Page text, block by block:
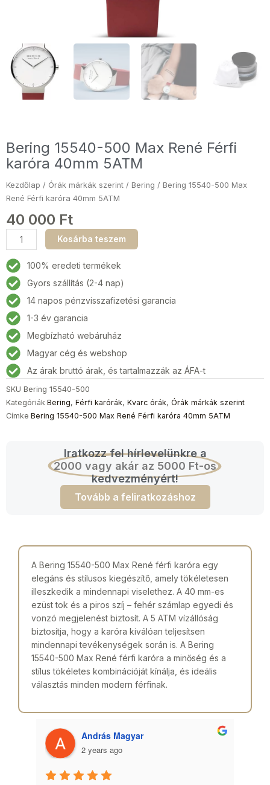
Bering 15540-500 Max René Férfi
karóra 40mm 5ATM
Kezdőlap / Órák márkák szerint / Bering / Bering 15540-500 Max
René Férfi karóra 40mm 5ATM
40 000 Ft
Bering
15540-
500
Max
René
Férfi
karóra
40mm
5ATM
mennyiség
Kosárba teszem
100% eredeti termékek
Gyors szállítás (2-4 nap)
14 napos pénzvisszafizetési garancia
1-3 év garancia
Megbízható webáruház
Magyar cég és webshop
Az árak bruttó árak, és tartalmazzák az ÁFA-t
SKU Bering 15540-500
Kategóriák Bering, Férfi karórák, Kvarc órák, Órák márkák szerint
Címke Bering 15540-500 Max René Férfi karóra 40mm 5ATM
Iratkozz fel hírlevelünkre a
2000 vagy akár az 5000 Ft-os
kedvezményért!
Tovább a feliratkozáshoz
A Bering 15540-500 Max René férfi karóra egy
elegáns és stílusos kiegészítő, amely tökéletesen
illeszkedik a mindennapi viselethez. A 40 mm-es
ezüst tok és a piros szíj – fehér számlap egyedi és
vonzó megjelenést biztosít. A 5 ATM vízállóság
biztosítja, hogy a karóra kiválóan teljesítsen
mindennapi tevékenységek során is. A Bering
15540-500 Max René férfi karóra a minőség és a
stílus tökéletes kombinációját kínálja, és ideális
választás minden modern férfinak.
András Magyar
2 years ago